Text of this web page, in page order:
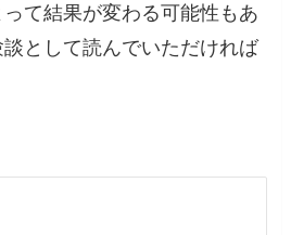
て結果が変わる可能性もあ
として読んでいただければ